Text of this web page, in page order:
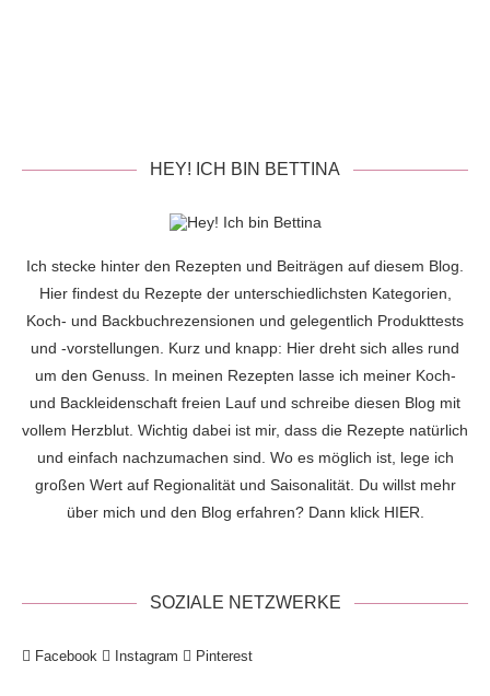
HEY! ICH BIN BETTINA
Ich stecke hinter den Rezepten und Beiträgen auf diesem Blog.
Hier findest du Rezepte der unterschiedlichsten Kategorien,
Koch- und Backbuchrezensionen und gelegentlich Produkttests
und -vorstellungen. Kurz und knapp: Hier dreht sich alles rund
um den Genuss. In meinen Rezepten lasse ich meiner Koch-
und Backleidenschaft freien Lauf und schreibe diesen Blog mit
vollem Herzblut. Wichtig dabei ist mir, dass die Rezepte natürlich
und einfach nachzumachen sind. Wo es möglich ist, lege ich
großen Wert auf Regionalität und Saisonalität. Du willst mehr
über mich und den Blog erfahren? Dann klick HIER
SOZIALE NETZWERKE
Facebook Instagram Pinterest